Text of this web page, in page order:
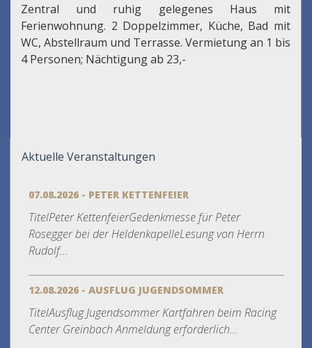
Zentral und ruhig gelegenes Haus mit
Ferienwohnung. 2 Doppelzimmer, Küche, Bad mit
WC, Abstellraum und Terrasse. Vermietung an 1 bis
4 Personen; Nächtigung ab 23,-
Aktuelle Veranstaltungen
07.08.2026 - PETER KETTENFEIER
TitelPeter KettenfeierGedenkmesse für Peter
Rosegger bei der HeldenkapelleLesung von Herrn
Rudolf...
12.08.2026 - AUSFLUG JUGENDSOMMER
TitelAusflug Jugendsommer Kartfahren beim Racing
Center Greinbach Anmeldung erforderlich...